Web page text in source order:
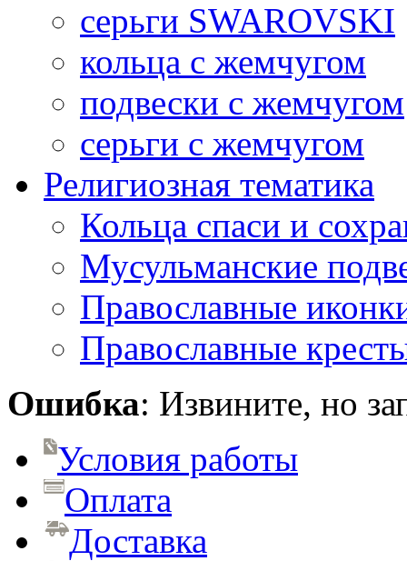
серьги SWAROVSKI
кольца с жемчугом
подвески с жемчугом
серьги с жемчугом
Религиозная тематика
Кольца спаси и
Мусульманские
Православные
Православные
Ошибка: Извините, но
Условия работы
Оплата
Доставка